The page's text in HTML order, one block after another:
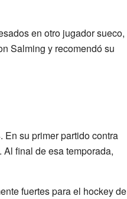
en otro jugador sueco,
Salming y recomendó su
su primer partido contra
final de esa temporada,
fuertes para el hockey de